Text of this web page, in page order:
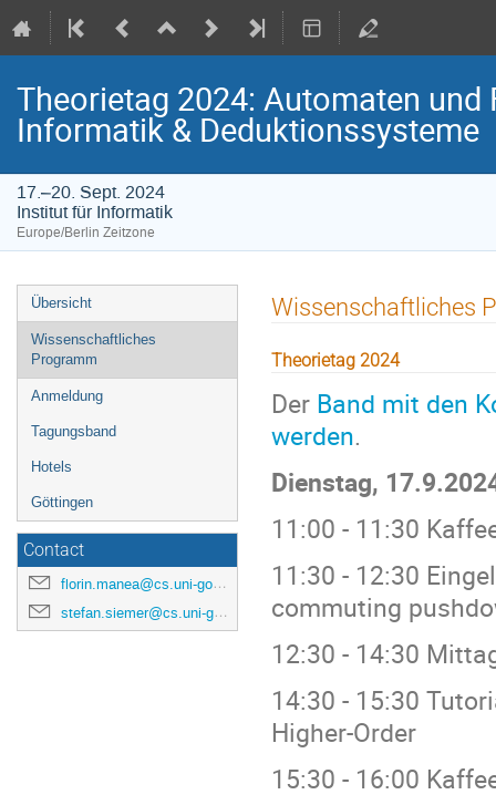
Theorietag 2024: Automaten
Informatik & Deduktionssysteme
17.–20. Sept. 2024
Institut für Informatik
Europe/Berlin Zeitzone
Veranstaltungsmenü
Übersicht
Wissenschaftliches
Programm
Anmeldung
Tagungsband
Hotels
Göttingen
Contact
florin.manea@cs.uni-goettingen.de
stefan.siemer@cs.uni-goettingen.de
Wissenschaftliches
Theorietag 2024
Der Band mit den
werden.
Dienstag,
11:00 - 11:30
11:30 - 12:30
commuting
12:30 - 14:30
14:30 - 15:30
Higher-Order
15:30 - 16:00